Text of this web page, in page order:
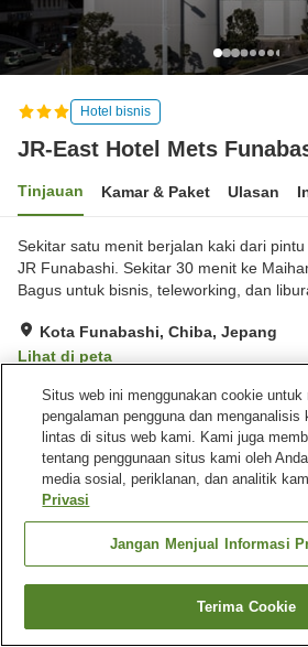
Hotel bisnis
JR-East Hotel Mets
Tinjauan Kamar & Paket Ulasan
Sekitar satu menit berjalan kaki dari
JR Funabashi. Sekitar 30 menit ke
Bagus untuk bisnis, teleworking, dan
Kota Funabashi, Chiba, Jepang
Lihat di peta
Hebat Ulasan:561
Fasilitas properti
Restoran
Mesin
Laundry berbayar
Beranda Jepang Chiba
Kota
JR-East Hotel Mets Funabashi
Cari kamar
Situs web ini menggunakan cookie untuk
pengalaman pengguna dan menganalisis
lintas di situs web kami. Kami juga
tentang penggunaan situs kami oleh
media sosial, periklanan, dan analitik
Privasi
Jangan Menjual Informasi
Terima Cookie